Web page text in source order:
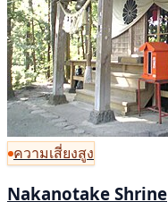
ความเสี่ยงสูง
Nakanotake Shrine